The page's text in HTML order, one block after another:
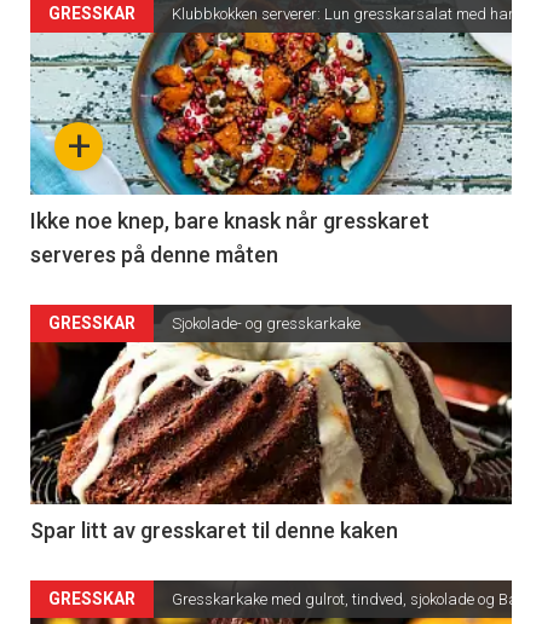
+
GRESSKAR Klubbkokken serverer: Lun gresskarsalat med
Ikke noe knep, bare knask når gresskaret
serveres på denne måten
GRESSKAR Sjokolade- og gresskarkake
Spar litt av gresskaret til denne kaken
GRESSKAR Gresskarkake med gulrot, tindved, sjokolade og